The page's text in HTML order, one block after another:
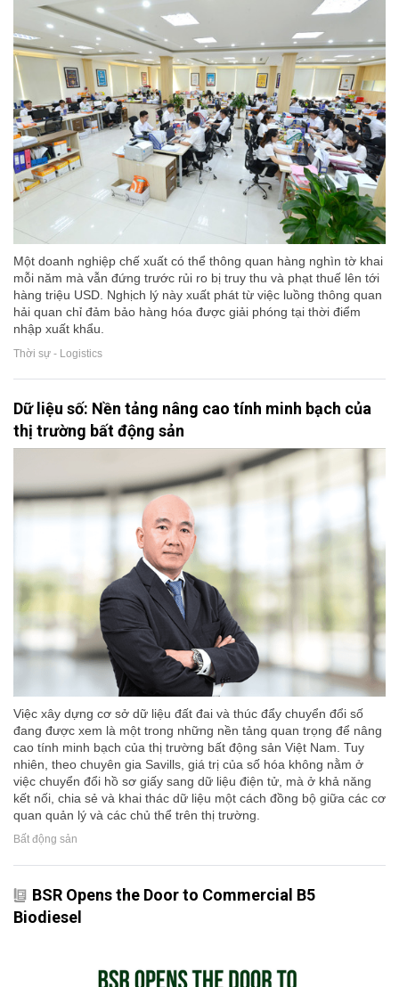
Một doanh nghiệp chế xuất có thể thông quan hàng nghìn tờ khai
mỗi năm mà vẫn đứng trước rủi ro bị truy thu và phạt thuế lên tới
hàng triệu USD. Nghịch lý này xuất phát từ việc luồng thông quan
hải quan chỉ đảm bảo hàng hóa được giải phóng tại thời điểm
nhập xuất khẩu.
Thời sự - Logistics
Dữ liệu số: Nền tảng nâng cao tính minh bạch của
thị trường bất động sản
Việc xây dựng cơ sở dữ liệu đất đai và thúc đẩy chuyển đổi số
đang được xem là một trong những nền tảng quan trọng để nâng
cao tính minh bạch của thị trường bất động sản Việt Nam. Tuy
nhiên, theo chuyên gia Savills, giá trị của số hóa không nằm ở
việc chuyển đổi hồ sơ giấy sang dữ liệu điện tử, mà ở khả năng
kết nối, chia sẻ và khai thác dữ liệu một cách đồng bộ giữa các cơ
quan quản lý và các chủ thể trên thị trường.
Bất động sản
BSR Opens the Door to Commercial B5
Biodiesel